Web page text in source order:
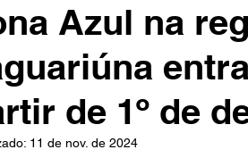
Azul na
de 1º de
11 de nov. de 2024